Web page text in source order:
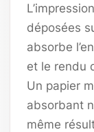
déposées
absorbe
et le rendu
Un papier
absorbant
même